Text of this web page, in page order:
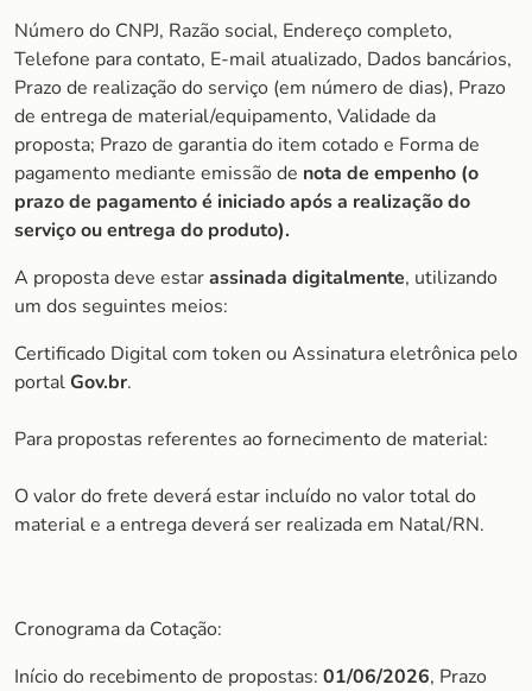
Número do CNPJ, Razão social, Endereço completo,
Telefone para contato, E-mail atualizado, Dados bancários,
Prazo de realização do serviço (em número de dias), Prazo
de entrega de material/equipamento, Validade da
proposta; Prazo de garantia do item cotado e Forma de
pagamento mediante emissão de nota de empenho (o
prazo de pagamento é iniciado após a realização do
serviço ou entrega do produto).
A proposta deve estarassinada digitalmente, utilizando
um dos seguintes meios:
Certificado Digital com token ou Assinatura eletrônica pelo
portalGov.br.
Para propostas referentes ao fornecimento de material:
O valor do frete deverá estar incluído no valor total do
material e a entrega deverá ser realizada em Natal/RN.
Cronograma da Cotação:
Início do recebimento de propostas: 01/06/2026, Prazo